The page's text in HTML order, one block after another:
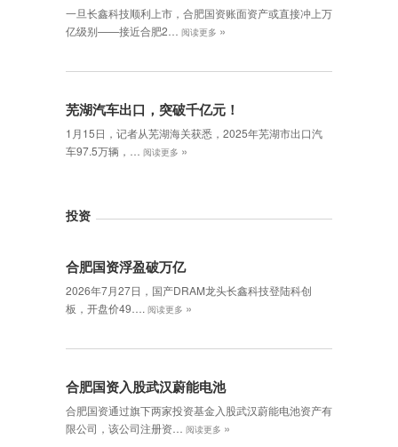
一旦长鑫科技顺利上市，合肥国资账面资产或直接冲上万
亿级别——接近合肥2…
阅读更多 »
芜湖汽车出口，突破千亿元！
1月15日，记者从芜湖海关获悉，2025年芜湖市出口汽
车97.5万辆，…
阅读更多 »
投资
合肥国资浮盈破万亿
2026年7月27日，国产DRAM龙头长鑫科技登陆科创
板，开盘价49…. 阅读更多 »
合肥国资入股武汉蔚能电池
合肥国资通过旗下两家投资基金入股武汉蔚能电池资产有
限公司，该公司注册资…
阅读更多 »